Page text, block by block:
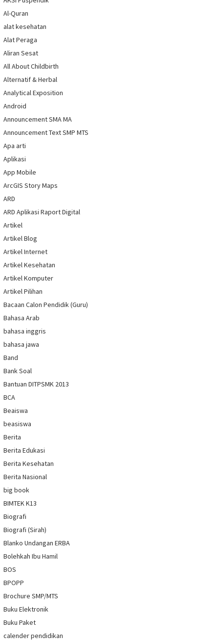
Al-Quran
alat kesehatan
Alat Peraga
Aliran Sesat
All About Childbirth
Alternatif & Herbal
Analytical Exposition
Android
Announcement SMA MA
Announcement Text SMP MTS
Apa arti
Aplikasi
App Mobile
ArcGIS Story Maps
ARD
ARD Aplikasi Raport Digital
Artikel
Artikel Blog
Artikel Internet
Artikel Kesehatan
Artikel Komputer
Artikel Pilihan
Bacaan Calon Pendidik (Guru)
Bahasa Arab
bahasa inggris
bahasa jawa
Band
Bank Soal
Bantuan DITPSMK 2013
BCA
Beaiswa
beasiswa
Berita
Berita Edukasi
Berita Kesehatan
Berita Nasional
big book
BIMTEK K13
Biografi
Biografi (Sirah)
Blanko Undangan ERBA
Bolehkah Ibu Hamil
BOS
BPOPP
Brochure SMP/MTS
Buku Elektronik
Buku Paket
calender pendidikan